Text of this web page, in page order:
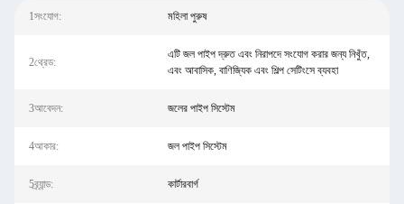
1সংযোগ: মহিলা পুরুষ
2থ্রেড:
এটি জল পাইপ দ্রুত এবং নিরাপদে সংযোগ করার জন্য নিখুঁত,
এবং আবাসিক, বাণিজ্যিক এবং শিল্প সেটিংসে ব্যবহা
3আবেদন: জলের পাইপ সিস্টেম
4আকার: জল পাইপ সিস্টেম
5ব্র্যান্ড: কার্টারবার্গ